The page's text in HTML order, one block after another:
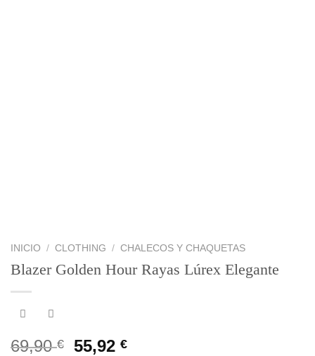
INICIO / CLOTHING / CHALECOS Y CHAQUETAS
Blazer Golden Hour Rayas Lúrex Elegante
69,90€
El
55,92€El